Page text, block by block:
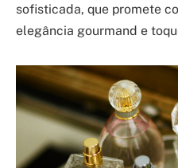
sofisticada, que promete
elegância gourmand e